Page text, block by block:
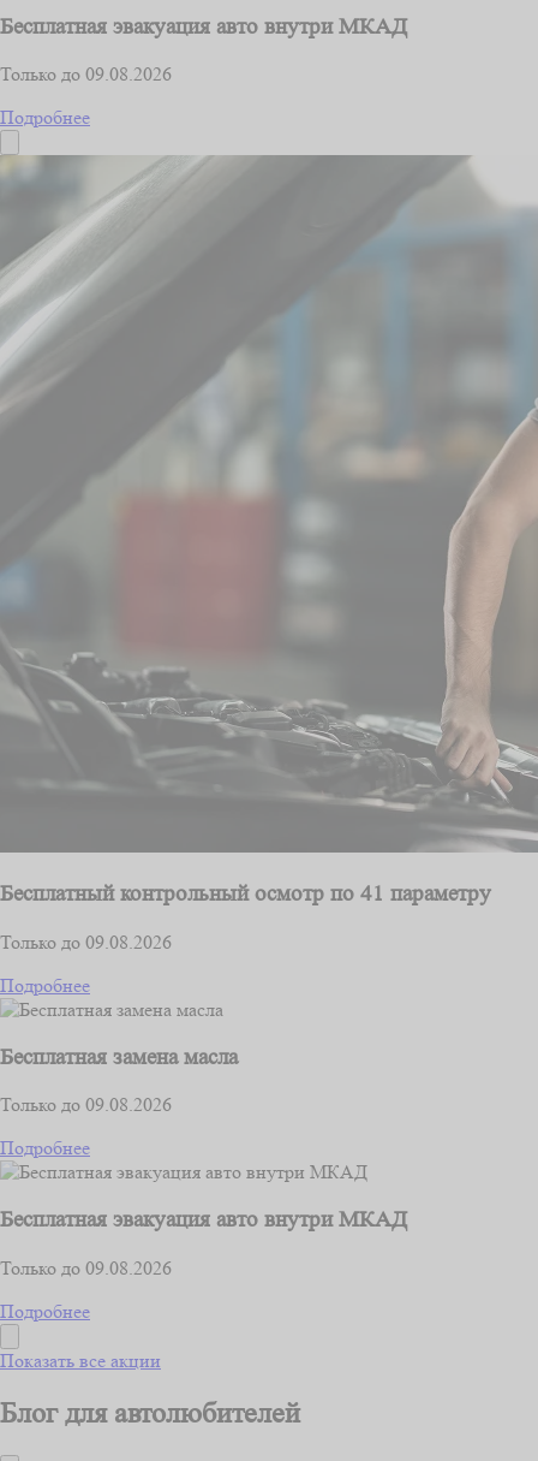
Бесплатная эвакуация авто внутри МКАД
Только до 09.08.2026
Подробнее
Бесплатный контрольный осмотр по 41 параметру
Только до 09.08.2026
Подробнее
Бесплатная замена масла
Только до 09.08.2026
Подробнее
Бесплатная эвакуация авто внутри МКАД
Только до 09.08.2026
Подробнее
Показать все акции
Блог для автолюбителей